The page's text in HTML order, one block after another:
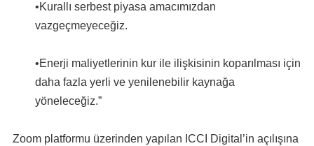
•Kurallı serbest piyasa amacımızdan
vazgeçmeyeceğiz.
•Enerji maliyetlerinin kur ile ilişkisinin koparılması için
daha fazla yerli ve yenilenebilir kaynağa
yöneleceğiz.”
Zoom platformu üzerinden yapılan ICCI Digital’in açılışına